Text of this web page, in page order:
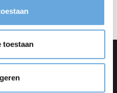
toestaan